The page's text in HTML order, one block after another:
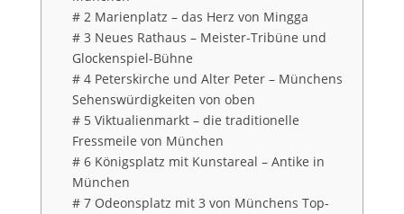
# 2 Marienplatz – das Herz von Mingga
# 3 Neues Rathaus – Meister-Tribüne und
Glockenspiel-Bühne
# 4 Peterskirche und Alter Peter – Münchens
Sehenswürdigkeiten von oben
# 5 Viktualienmarkt – die traditionelle
Fressmeile von München
# 6 Königsplatz mit Kunstareal – Antike in
München
# 7 Odeonsplatz mit 3 von Münchens Top-